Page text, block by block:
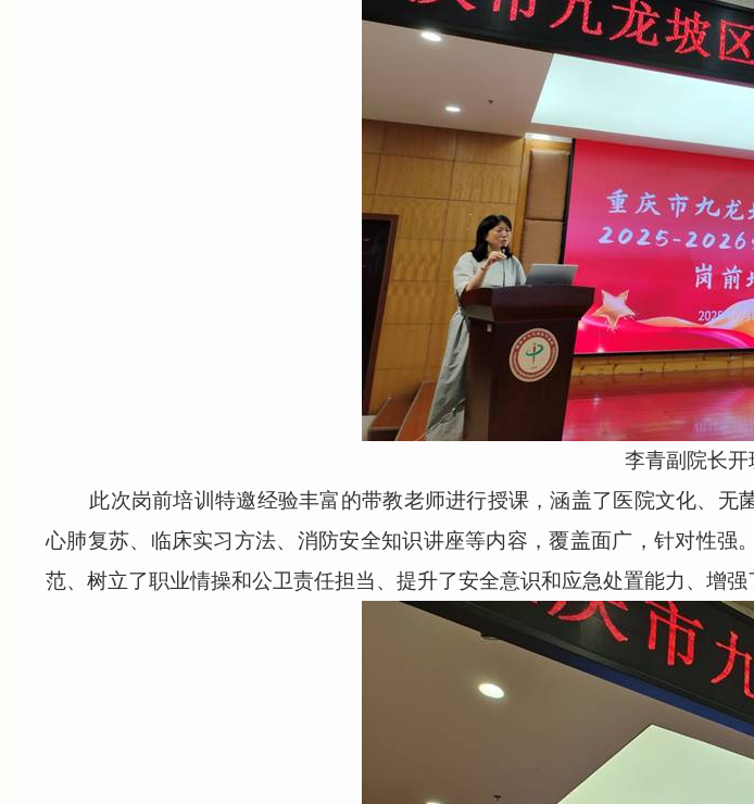
李青副院长
此次岗前培训特邀经验丰富的带教老师进行授课，涵盖了医院文化、无
心肺复苏、临床实习方法、消防安全知识讲座等内容，覆盖面广，针对性
范、树立了职业情操和公卫责任担当、提升了安全意识和应急处置能力、增